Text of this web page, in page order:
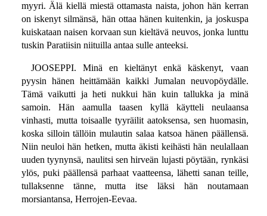
myyri. Älä kiellä miestä ottamasta naista, johon hän kerran
on iskenyt silmänsä, hän ottaa hänen kuitenkin, ja joskuspa
kuiskataan naisen korvaan sun kieltävä neuvos, jonka lunttu
tuskin Paratiisin niituilla antaa sulle anteeksi.
JOOSEPPI. Minä en kieltänyt enkä käskenyt, vaan
pyysin hänen heittämään kaikki Jumalan neuvopöydälle.
Tämä vaikutti ja heti nukkui hän kuin tallukka ja minä
samoin. Hän aamulla taasen kyllä käytteli neulaansa
vinhasti, mutta toisaalle tyyräilit aatoksensa, sen huomasin,
koska silloin tällöin mulautin salaa katsoa hänen päällensä.
Niin neuloi hän hetken, mutta äkisti keihästi hän neulallaan
uuden tyynynsä, naulitsi sen hirveän lujasti pöytään, rynkäsi
ylös, puki päällensä parhaat vaatteensa, lähetti sanan teille,
tullaksenne tänne, mutta itse läksi hän noutamaan
morsiantansa, Herrojen-Eevaa.